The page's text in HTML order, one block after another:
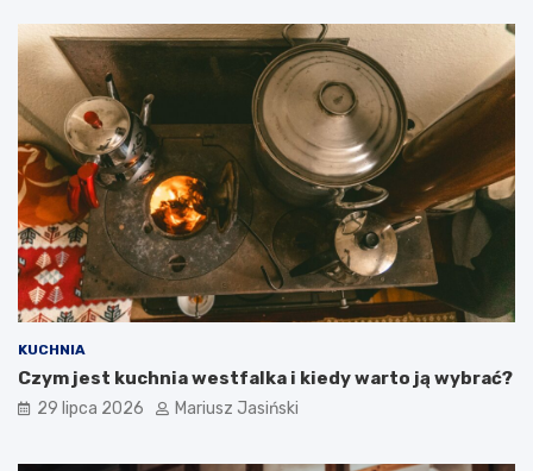
KUCHNIA
Czym jest kuchnia westfalka i kiedy warto ją wybrać?
29 lipca 2026 Mariusz Jasiński